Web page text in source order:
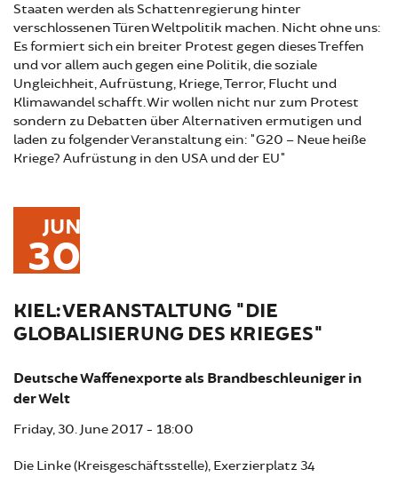
Staaten werden als Schattenregierung hinter
verschlossenen Türen Weltpolitik machen. Nicht ohne uns:
Es formiert sich ein breiter Protest gegen dieses Treffen
und vor allem auch gegen eine Politik, die soziale
Ungleichheit, Aufrüstung, Kriege, Terror, Flucht und
Klimawandel schafft. Wir wollen nicht nur zum Protest
sondern zu Debatten über Alternativen ermutigen und
laden zu folgender Veranstaltung ein: "G20 – Neue heiße
Kriege? Aufrüstung in den USA und der EU"
JUN
30
KIEL: VERANSTALTUNG "DIE
GLOBALISIERUNG DES KRIEGES"
Deutsche Waffenexporte als Brandbeschleuniger in
der Welt
Friday, 30. June 2017 - 18:00
Die Linke (Kreisgeschäftsstelle), Exerzierplatz 34